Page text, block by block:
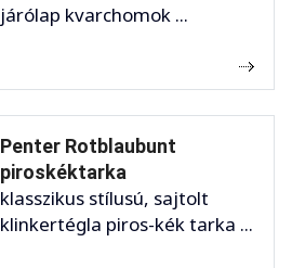
járólap kvarchomok ...
Penter Rotblaubunt
piroskéktarka
klasszikus stílusú, sajtolt
klinkertégla piros-kék tarka ...